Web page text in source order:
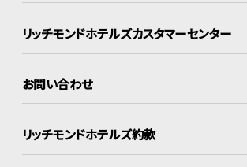
リッチモンドホテルズカスタマーセンター
お問い合わせ
リッチモンドホテルズ約款